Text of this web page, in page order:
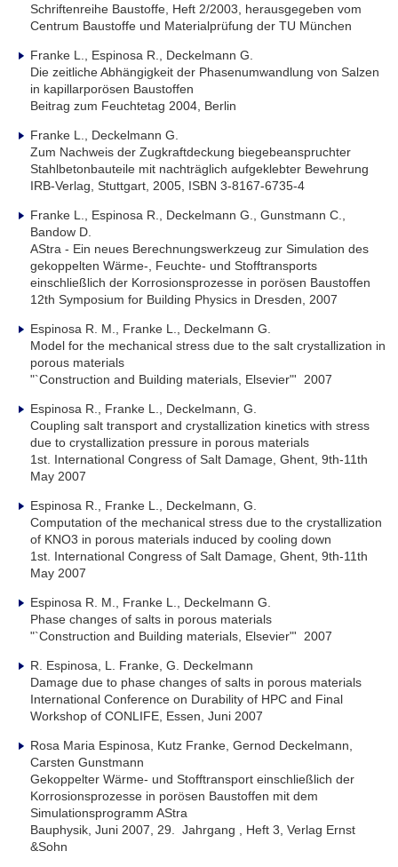
Schriftenreihe Baustoffe, Heft 2/2003, herausgegeben vom
Centrum Baustoffe und Materialprüfung der TU München
Franke L., Espinosa R., Deckelmann G.
Die zeitliche Abhängigkeit der Phasenumwandlung von Salzen
in kapillarporösen Baustoffen
Beitrag zum Feuchtetag 2004, Berlin
Franke L., Deckelmann G.
Zum Nachweis der Zugkraftdeckung biegebeanspruchter
Stahlbetonbauteile mit nachträglich aufgeklebter Bewehrung
IRB-Verlag, Stuttgart, 2005, ISBN 3-8167-6735-4
Franke L., Espinosa R., Deckelmann G., Gunstmann C.,
Bandow D.
AStra - Ein neues Berechnungswerkzeug zur Simulation des
gekoppelten Wärme-, Feuchte- und Stofftransports
einschließlich der Korrosionsprozesse in porösen Baustoffen
12th Symposium for Building Physics in Dresden, 2007
Espinosa R. M., Franke L., Deckelmann G.
Model for the mechanical stress due to the salt crystallization in
porous materials
"`Construction and Building materials, Elsevier"' 2007
Espinosa R., Franke L., Deckelmann, G.
Coupling salt transport and crystallization kinetics with stress
due to crystallization pressure in porous materials
1st. International Congress of Salt Damage, Ghent, 9th-11th
May 2007
Espinosa R., Franke L., Deckelmann, G.
Computation of the mechanical stress due to the crystallization
of KNO3 in porous materials induced by cooling down
1st. International Congress of Salt Damage, Ghent, 9th-11th
May 2007
Espinosa R. M., Franke L., Deckelmann G.
Phase changes of salts in porous materials
"`Construction and Building materials, Elsevier"' 2007
R. Espinosa, L. Franke, G. Deckelmann
Damage due to phase changes of salts in porous materials
International Conference on Durability of HPC and Final
Workshop of CONLIFE, Essen, Juni 2007
Rosa Maria Espinosa, Kutz Franke, Gernod Deckelmann,
Carsten Gunstmann
Gekoppelter Wärme- und Stofftransport einschließlich der
Korrosionsprozesse in porösen Baustoffen mit dem
Simulationsprogramm AStra
Bauphysik, Juni 2007, 29. Jahrgang , Heft 3, Verlag Ernst
&Sohn